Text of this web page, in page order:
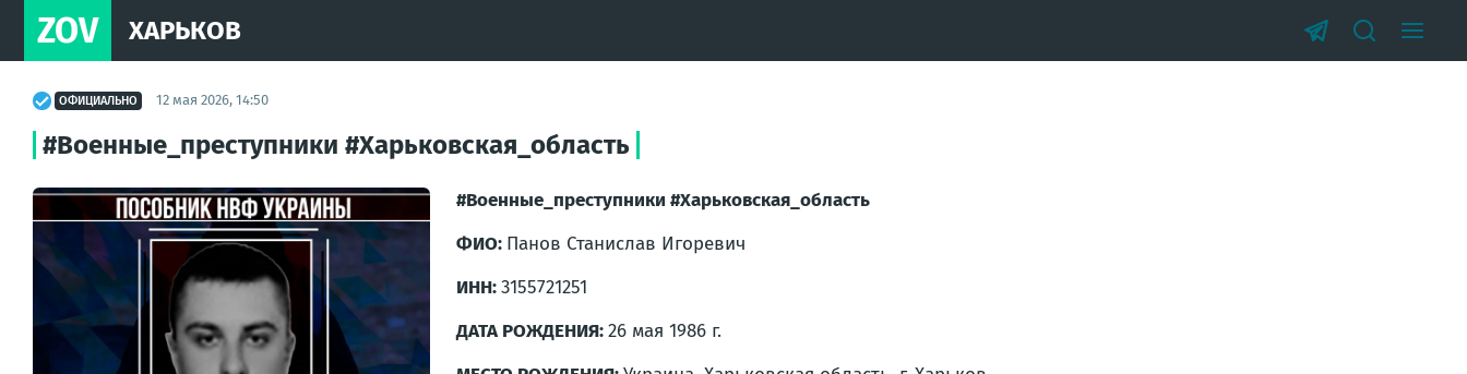
ZOV ХАРЬКОВ
ОФИЦИАЛЬНО 12 мая 2026, 14:50
#Военные_преступники #Харьковская_область
#Военные_преступники #Харьковская_область
ФИО: Панов Станислав Игоревич
ИНН:3155721251
ДАТА РОЖДЕНИЯ:26 мая 1986 г.